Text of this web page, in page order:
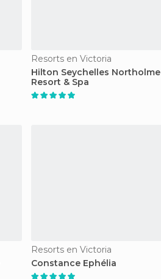
Resorts en Victoria
Hilton Seychelles Northolme
Resort & Spa
Resorts en Victoria
Constance Ephélia